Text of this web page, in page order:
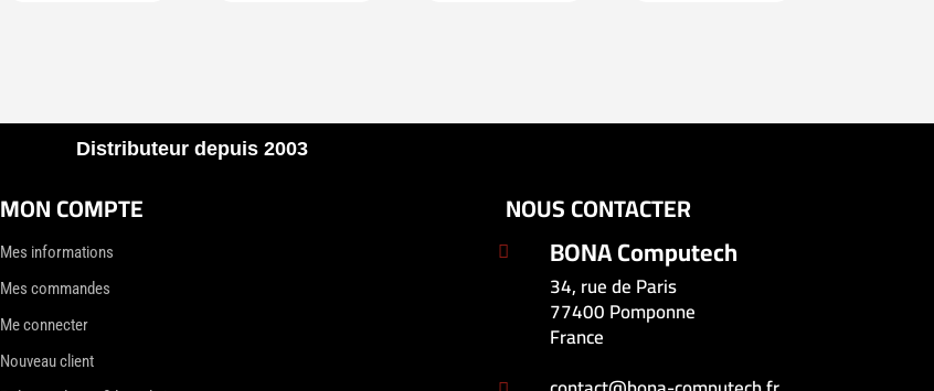
Distributeur depuis 2003
MON COMPTE
Mes informations
Mes commandes
Me connecter
Nouveau client
NOUS CONTACTER
 BONA Computech
34, rue de Paris
77400 Pomponne
France